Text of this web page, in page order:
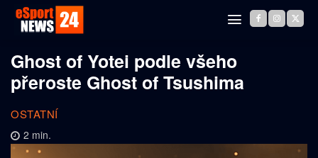
Ghost of Yotei podle všeho
přeroste Ghost of Tsushima
OSTATNÍ
2 min.